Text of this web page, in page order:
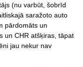
(nu varbūt, šobrīd
saražoto auto
pārdomāts un
un CHR atšķiras, tāpat
jau nekur nav